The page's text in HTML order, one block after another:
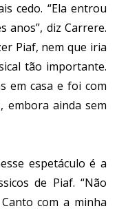
cedo. “Ela entrou
anos”, diz Carrere.
Piaf, nem que iria
tão importante.
em casa e foi com
embora ainda sem
espetáculo é a
de Piaf. “Não
com a minha